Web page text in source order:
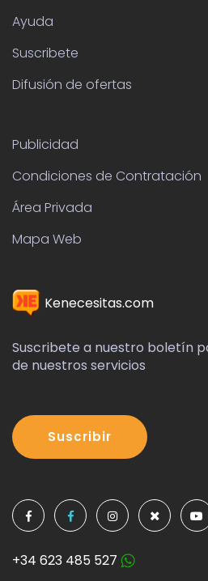
Ayuda
Suscribete
Difusión de ofertas
Publicidad
Condiciones de Contratación
Área Privada
Mapa Web
Kenecesitas.com
Suscribete a nuestro boletín
de nuestros servicios
Suscribir
+34 623 485 527